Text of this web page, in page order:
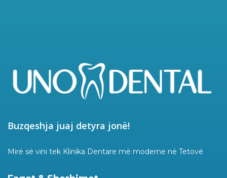
Buzqeshja juaj detyra jonë!
Mirë së vini tek Klinika Dentare më moderne në Tetovë